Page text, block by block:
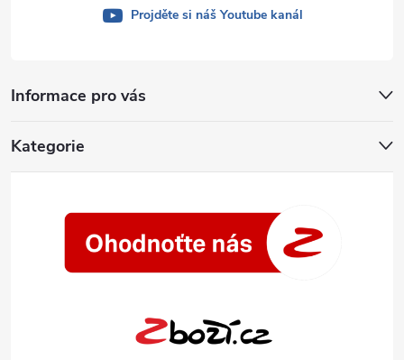
Informace pro vás
Kategorie
Projděte si náš Youtube kanál